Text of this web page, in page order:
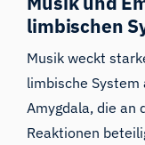
limbischen
Musik weckt
limbische
Amygdala, die an
Reaktionen